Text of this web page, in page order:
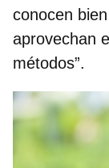
conocen
aprovechan
métodos”.